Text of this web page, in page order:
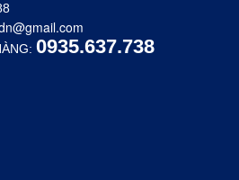
0935.637.738